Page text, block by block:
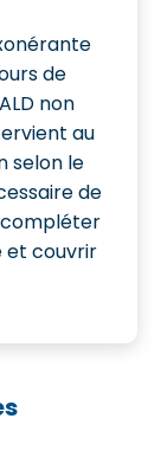
de
non
au
selon le
de
et couvrir